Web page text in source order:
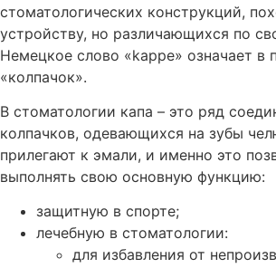
стоматологических конструкций,
устройству, но различающихся по
Немецкое слово «kappe» означает в
«колпачок».
В стоматологии капа – это ряд
колпачков, одевающихся на зубы
прилегают к эмали, и именно это
выполнять свою основную функцию:
защитную в спорте;
лечебную в стоматологии:
для избавления от